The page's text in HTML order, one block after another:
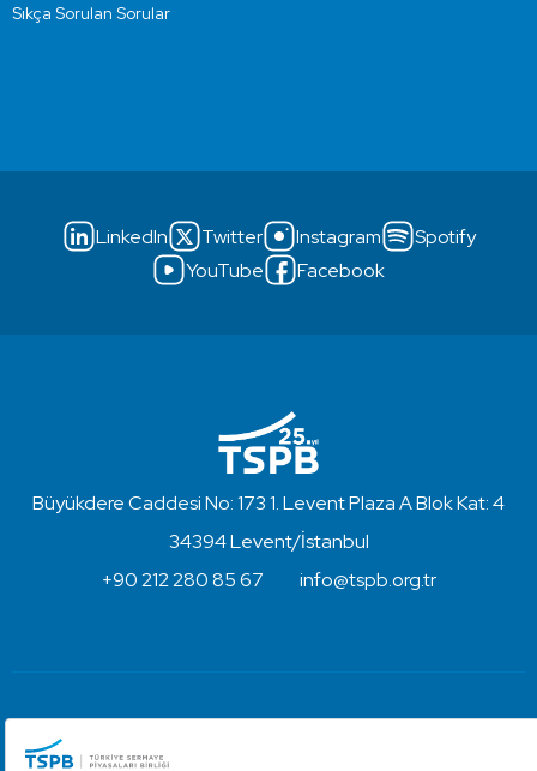
Sıkça Sorulan Sorular
LinkedIn Twitter Instagram
Spotify
YouTube
Facebook
Büyükdere Caddesi No: 173 1. Levent Plaza A Blok Kat: 4
34394 Levent/İstanbul
+90 212 280 85 67
info@tspb.org.tr
Türkiye Sermaye Piyasaları Birliği ⋅ Copyright © 2023